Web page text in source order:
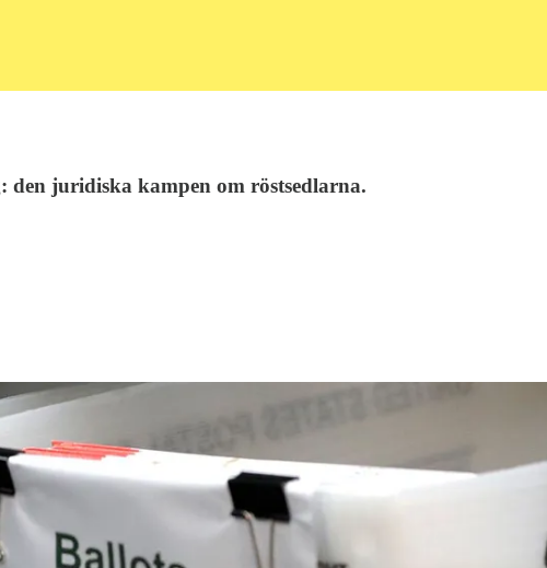
den juridiska kampen om röstsedlarna.